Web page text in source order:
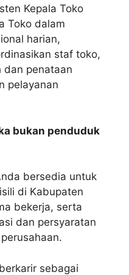
Kepala Toko
Toko dalam
harian,
staf toko,
dan penataan
pelayanan
bukan penduduk
bersedia untuk
di Kabupaten
bekerja, serta
dan persyaratan
sebagai